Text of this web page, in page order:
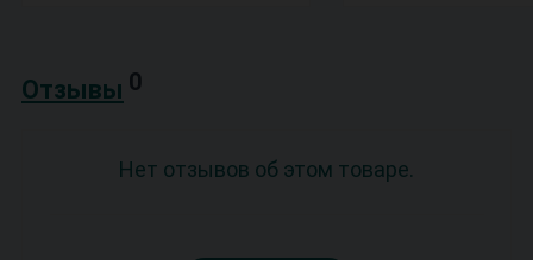
Отзывы 0
Нет отзывов об этом товаре.